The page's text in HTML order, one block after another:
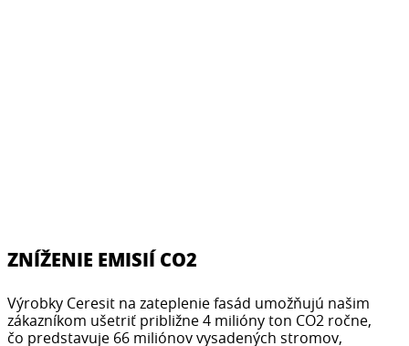
ZNÍŽENIE EMISIÍ CO2
Výrobky Ceresit na zateplenie fasád umožňujú našim
zákazníkom ušetriť približne 4 milióny ton CO2 ročne,
čo predstavuje 66 miliónov vysadených stromov,